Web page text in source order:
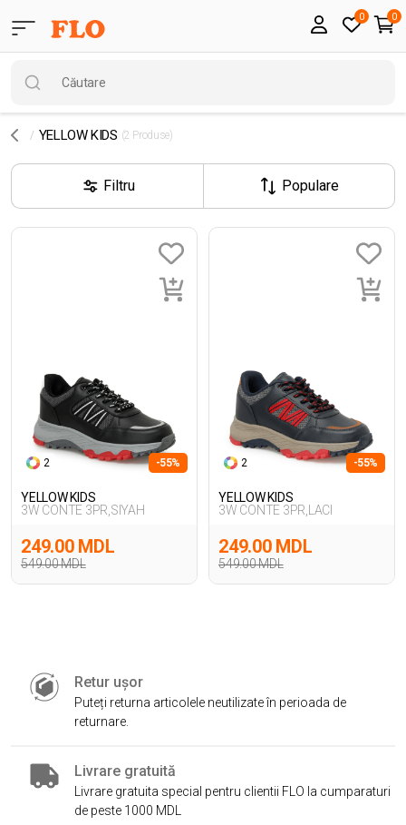
0 0
YELLOW KIDS (2 Produse)
Filtru Populare
2 -55%
YELLOW KIDS
3W CONTE 3PR,SIYAH
549.00 MDL
249.00 MDL
2 -55%
YELLOW KIDS
3W CONTE 3PR,LACI
549.00 MDL
249.00 MDL
Retur ușor
Puteți returna articolele neutilizate în perioada de
returnare.
Livrare gratuită
Livrare gratuita special pentru clientii FLO la cumparaturi
de peste 1000 MDL